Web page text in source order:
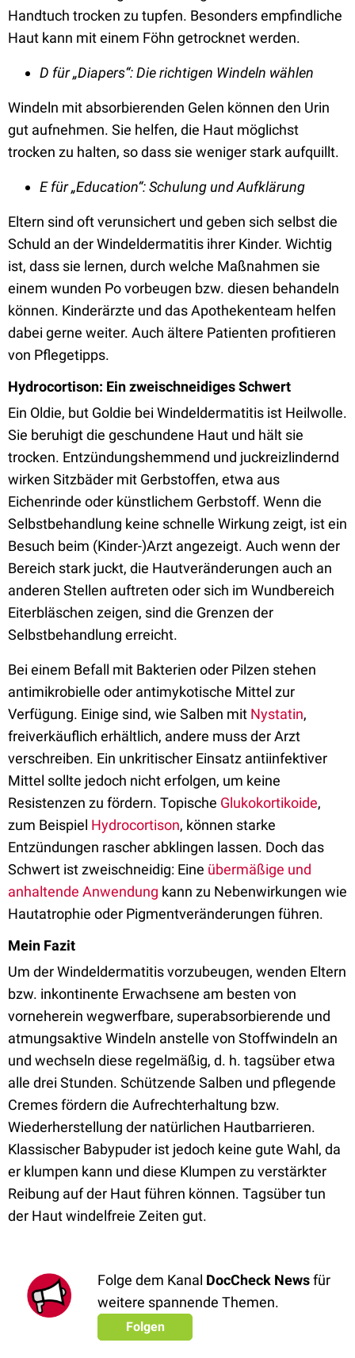
Handtuch trocken zu tupfen. Besonders empfindliche
Haut kann mit einem Föhn getrocknet werden.
D für „Diapers“: Die richtigen Windeln wählen
Windeln mit absorbierenden Gelen können den Urin
gut aufnehmen. Sie helfen, die Haut möglichst
trocken zu halten, so dass sie weniger stark aufquillt.
Efür „Education“: Schulung und Aufklärung
Eltern sind oft verunsichert und geben sich selbst die
Schuld an der Windeldermatitis ihrer Kinder. Wichtig
ist, dass sie lernen, durch welche Maßnahmen sie
einem wunden Po vorbeugen bzw. diesen behandeln
können. Kinderärzte und das Apothekenteam helfen
dabei gerne weiter. Auch ältere Patienten profitieren
von Pflegetipps.
Hydrocortison: Ein zweischneidiges Schwert
Ein Oldie, but Goldie bei Windeldermatitis ist Heilwolle.
Sie beruhigt die geschundene Haut und hält sie
trocken. Entzündungshemmend und juckreizlindernd
wirken Sitzbäder mit Gerbstoffen, etwa aus
Eichenrinde oder künstlichem Gerbstoff. Wenn die
Selbstbehandlung keine schnelle Wirkung zeigt, ist ein
Besuch beim (Kinder-)Arzt angezeigt. Auch wenn der
Bereich stark juckt, die Hautveränderungen auch an
anderen Stellen auftreten oder sich im Wundbereich
Eiterbläschen zeigen, sind die Grenzen der
Selbstbehandlung erreicht.
Bei einem Befall mit Bakterien oder Pilzen stehen
antimikrobielle oder antimykotische Mittel zur
Verfügung. Einige sind, wie Salben mit Nystatin,
freiverkäuflich erhältlich, andere muss der Arzt
verschreiben. Ein unkritischer Einsatz antiinfektiver
Mittel sollte jedoch nicht erfolgen, um keine
Resistenzen zu fördern. Topische Glukokortikoide,
zum Beispiel Hydrocortison, können starke
Entzündungen rascher abklingen lassen. Doch das
Schwert ist zweischneidig: Eine übermäßige und
anhaltende Anwendung kann zu Nebenwirkungen wie
Hautatrophie oder Pigmentveränderungen führen.
Mein Fazit
Um der Windeldermatitis vorzubeugen, wenden Eltern
bzw. inkontinente Erwachsene am besten von
vorneherein wegwerfbare, superabsorbierende und
atmungsaktive Windeln anstelle von Stoffwindeln an
und wechseln diese regelmäßig, d. h. tagsüber etwa
alle drei Stunden. Schützende Salben und pflegende
Cremes fördern die Aufrechterhaltung bzw.
Wiederherstellung der natürlichen Hautbarrieren.
Klassischer Babypuder ist jedoch keine gute Wahl, da
er klumpen kann und diese Klumpen zu verstärkter
Reibung auf der Haut führen können. Tagsüber tun
der Haut windelfreie Zeiten gut.
Folge dem Kanal DocCheck Newsfür
weitere spannende Themen.
Folgen